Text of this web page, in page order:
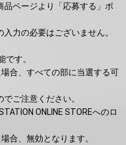
品ページより「応募する」ボ
力の必要はございません。
です。
合、すべての部に当選する可
ご注意ください。
ONLINE STOREへのロ
合、無効となります。